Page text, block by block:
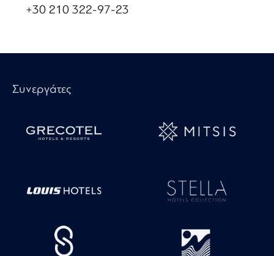
+30 210 322-97-23
Συνεργάτες